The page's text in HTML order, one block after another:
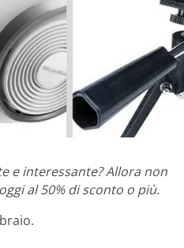
e interessante? Allora non
al 50% di sconto o più.